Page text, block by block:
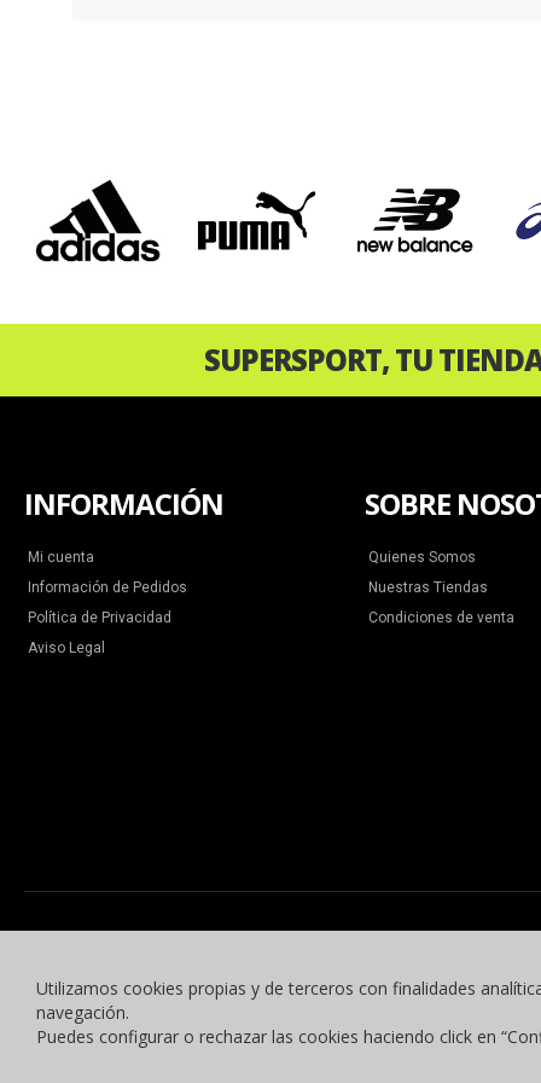
‹
SUPERSPORT, TU
INFORMACIÓN
Mi cuenta
Información de Pedidos
Política de Privacidad
Aviso Legal
SOBRE
Quienes Somos
Nuestras Tiendas
Condiciones de venta
© 2015 -2023 Benyben Ropa Deportiva. Todos los derechos reservados.
Utilizamos cookies propias y de terceros con finalidades
navegación.
Puedes configurar o rechazar las cookies haciendo click en